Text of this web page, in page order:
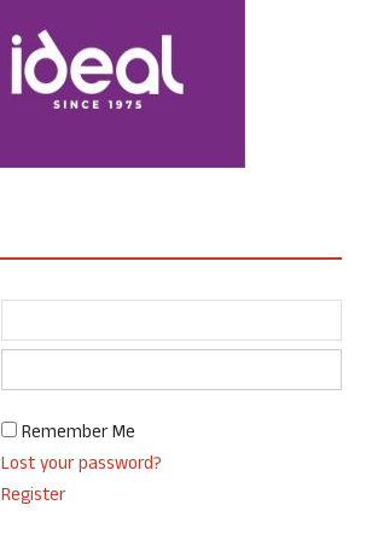
Remember Me
Lost your password?
Register